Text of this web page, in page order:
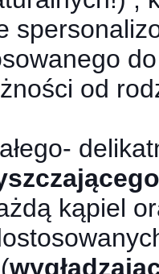
od
kąpiel